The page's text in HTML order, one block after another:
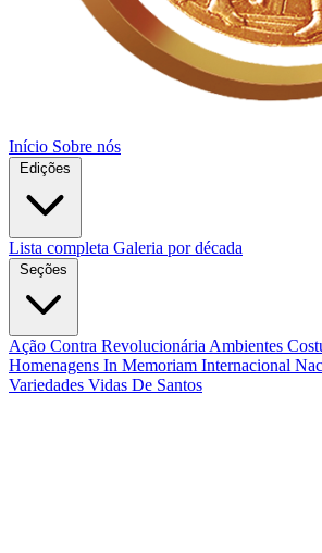
Início Sobre nós
Edições
Lista completa Galeria por década
Seções
Ação Contra Revolucionária Ambientes
Homenagens In Memoriam Internacional
Variedades Vidas De Santos